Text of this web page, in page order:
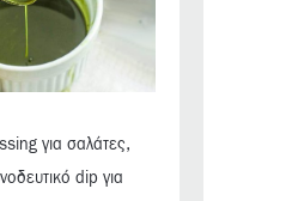
για σαλάτες,
dip για